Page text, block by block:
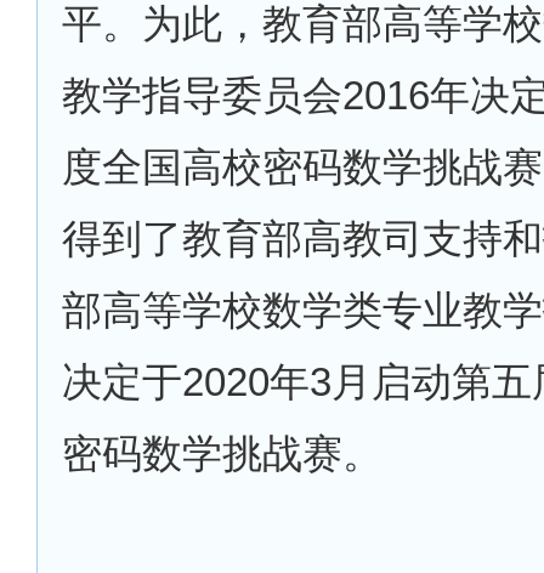
平。为此，教育部高等学
教学指导委员会2016年决
度全国高校密码数学挑战
得到了教育部高教司支持
部高等学校数学类专业教
决定于2020年3月启动第
密码数学挑战赛。